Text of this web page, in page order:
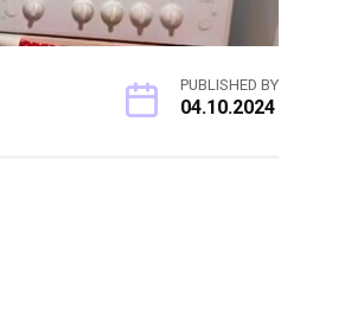
PUBLISHED BY
04.10.2024